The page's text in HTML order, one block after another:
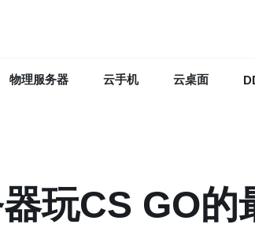
物理服务器 云手机 云桌面
玩CS GO的